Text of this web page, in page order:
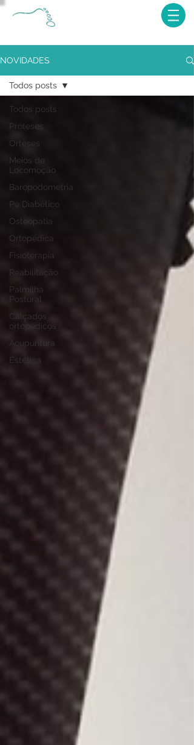
NOVIDADES
Todos posts
Próteses
Órteses
Meios de
Locomoção
Baropodometria
Pé Diabético
Osteopatia
Ortopédica
Fisioterapia
Reabilitação
Palmilha
Postural
Calçados
ortopédicos
Acupuntura
Estética
Todos posts